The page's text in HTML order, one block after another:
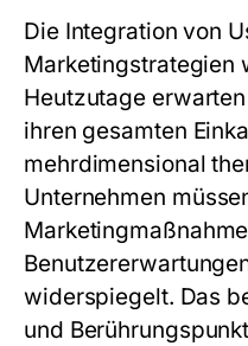
Die Integration von
Marketingstrategien
Heutzutage
ihren gesamten
mehrdimensional
Unternehmen
widerspiegelt. Das
und